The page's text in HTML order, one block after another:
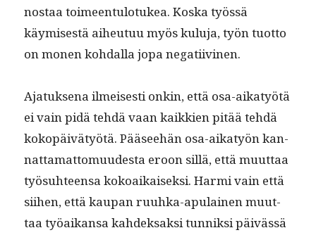
nos­taa toimeen­tu­lo­tukea. Kos­ka työssä
käymis­es­tä aiheutuu myös kulu­ja, työn tuot­to
on mon­en kohdal­la jopa negatiivinen.
Ajatuk­se­na ilmeis­es­ti onkin, että osa-aikatyötä
ei vain pidä tehdä vaan kaikkien pitää tehdä
kokopäivä­työtä. Pääsee­hän osa-aikatyön kan­
nat­ta­mat­to­muud­es­ta eroon sil­lä, että muut­taa
työ­suh­teen­sa kokoaikaisek­si. Har­mi vain että
siihen, että kau­pan ruuh­ka-apu­lainen muut­
taa työaikansa kahdek­sak­si tun­niksi päivässä